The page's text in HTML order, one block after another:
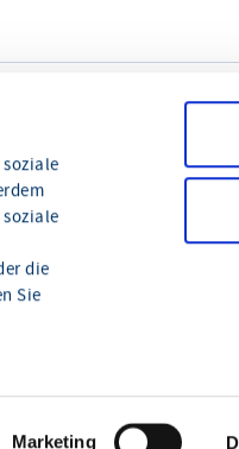
die
Sie
Marketing
wir Ihnen